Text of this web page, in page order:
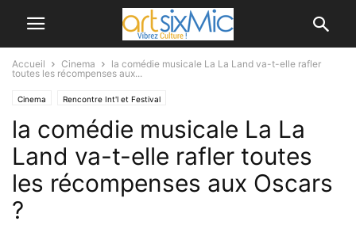
Accueil Cinema
la comédie musicale La La Land va-t-elle rafler
toutes les récompenses aux...
Cinema Rencontre Int'l et Festival
la comédie musicale La La
Land va-t-elle rafler toutes
les récompenses aux Oscars
?